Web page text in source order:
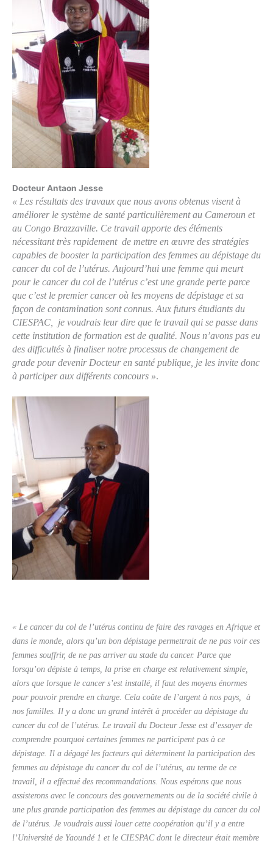
Docteur Antaon Jesse
« Les résultats des travaux que nous avons obtenus visent à
améliorer le système de santé particulièrement au Cameroun et
au Congo Brazzaville. Ce travail apporte des éléments
nécessitant très rapidement de mettre en œuvre des stratégies
capables de booster la participation des femmes au dépistage du
cancer du col de l’utérus. Aujourd’hui une femme qui meurt
pour le cancer du col de l’utérus c’est une grande perte parce
que c’est le premier cancer où les moyens de dépistage et sa
façon de contamination sont connus. Aux futurs étudiants du
CIESPAC, je voudrais leur dire que le travail qui se passe dans
cette institution de formation est de qualité. Nous n’avons pas eu
des difficultés à finaliser notre processus de changement de
grade pour devenir Docteur en santé publique, je les invite donc
à participer aux différents concours ».
« Le cancer du col de l’utérus continu de faire des ravages en Afrique et
dans le monde, alors qu’un bon dépistage permettrait de ne pas voir ces
femmes souffrir, de ne pas arriver au stade du cancer. Parce que
lorsqu’on dépiste à temps, la prise en charge est relativement simple,
alors que lorsque le cancer s’est installé, il faut des moyens énormes
pour pouvoir prendre en charge. Cela coûte de l’argent à nos pays, à
nos familles. Il y a donc un grand intérêt à procéder au dépistage du
cancer du col de l’utérus. Le travail du Docteur Jesse est d’essayer de
comprendre pourquoi certaines femmes ne participent pas à ce
dépistage. Il a dégagé les facteurs qui déterminent la participation des
femmes au dépistage du cancer du col de l’utérus, au terme de ce
travail, il a effectué des recommandations. Nous espérons que nous
assisterons avec le concours des gouvernements ou de la société civile à
une plus grande participation des femmes au dépistage du cancer du col
de l’utérus. Je voudrais aussi louer cette coopération qu’il y a entre
l’Université de Yaoundé 1 et le CIESPAC dont le directeur était membre